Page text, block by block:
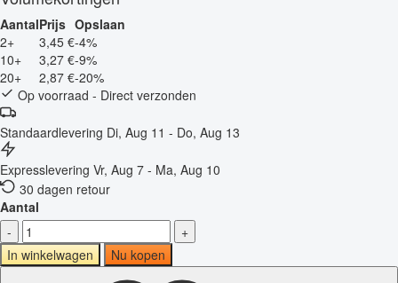
AantalPrijs Opslaan
2+
3,45 €-4%
10+
3,27 €-9%
20+
2,87 €-20%
Op voorraad - Direct verzonden
Standaardlevering Di, Aug 11 - Do, Aug 13
Expresslevering Vr, Aug 7 - Ma, Aug 10
30 dagen retour
Aantal
-
+
In winkelwagen
Nu kopen